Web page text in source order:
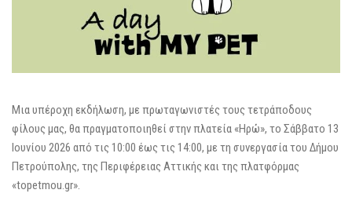
Μια υπέροχη εκδήλωση, με πρωταγωνιστές τους τετράποδους
φίλους μας, θα πραγματοποιηθεί στην πλατεία «Ηρώ», το Σάββατο 13
Ιουνίου 2026 από τις 10:00 έως τις 14:00, με τη συνεργασία του Δήμου
Πετρούπολης, της Περιφέρειας Αττικής και της πλατφόρμας
«topetmou.gr».